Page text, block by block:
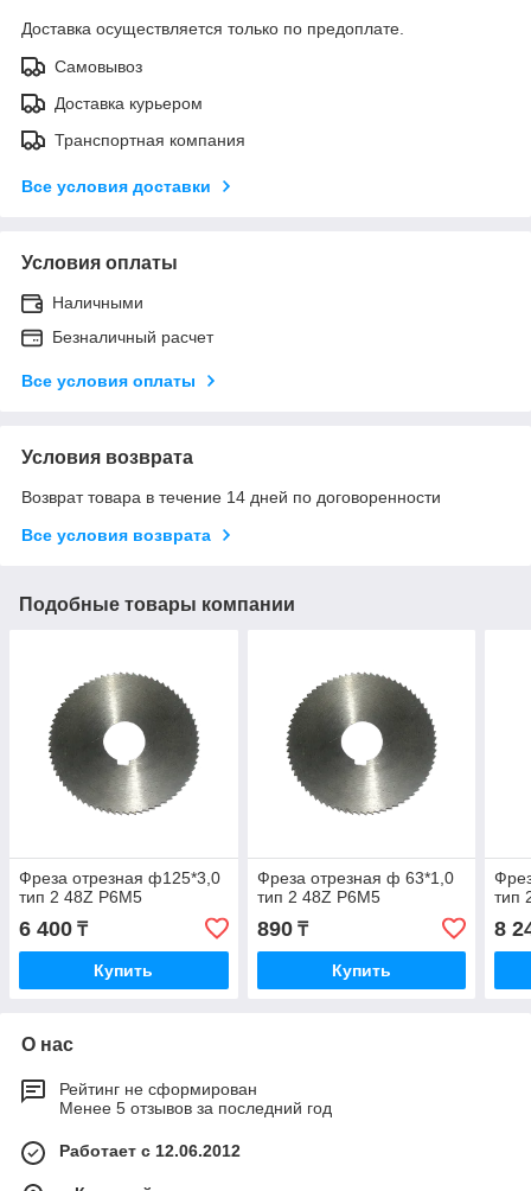
Доставка осуществляется только по предоплате.
Самовывоз
Доставка курьером
Транспортная компания
Все условия доставки
Условия оплаты
Наличными
Безналичный расчет
Все условия оплаты
Условия возврата
Возврат товара в течение 14 дней по договоренности
Все условия возврата
Подобные товары компании
Фреза отрезная ф125*3,0
тип 2 48Z P6M5
6 400 ₸
Купить
Фреза отрезная ф 63*1,0
тип 2 48Z P6M5
890₸
Купить
тип
8
О нас
Рейтинг не сформирован
Менее 5 отзывов за последний год
Работает с 12.06.2012